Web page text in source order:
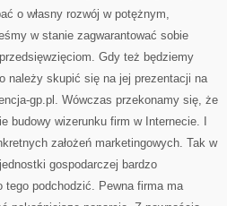
o własny rozwój w potężnym,
w stanie zagwarantować sobie
Gdy też będziemy
należy skupić się na jej prezentacji na
gp.pl. Wówczas przekonamy się, że
budowy wizerunku firm w Internecie. I
założeń marketingowych. Tak w
gospodarczej bardzo
tego podchodzić. Pewna firma ma